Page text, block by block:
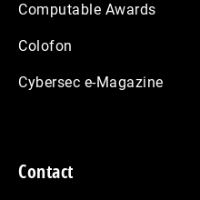
Computable Awards
Colofon
Cybersec e-Magazine
Contact